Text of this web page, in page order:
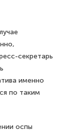
секретарь
именно
по таким
оспы